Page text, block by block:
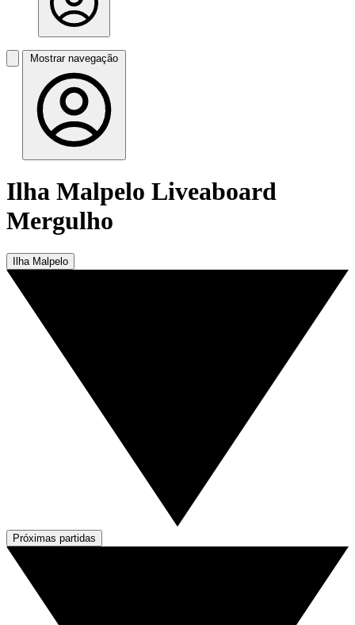
Mostrar navegação
Ilha Malpelo Liveaboard
Mergulho
Ilha Malpelo
Próximas partidas